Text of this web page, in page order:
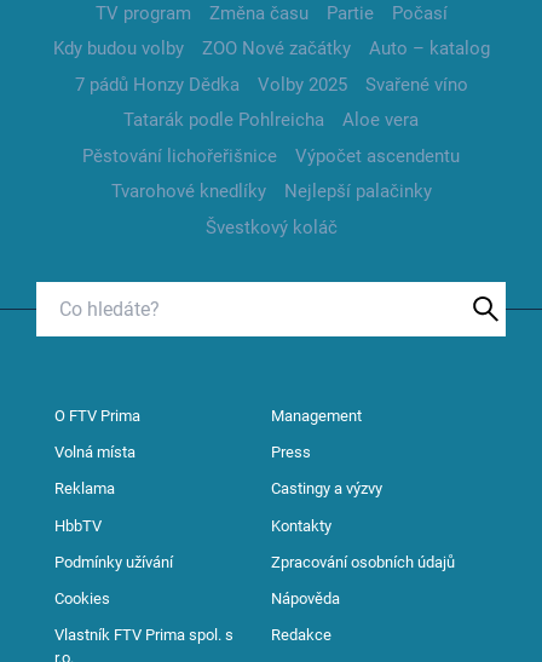
TV program
Změna času Partie
Počasí
Kdy budou volby
ZOO Nové začátky
Auto – katalog
7 pádů Honzy Dědka
Volby 2025
Svařené víno
Tatarák podle Pohlreicha
Aloe vera
Pěstování lichořeřišnice
Výpočet ascendentu
Tvarohové knedlíky
Nejlepší palačinky
Švestkový koláč
O FTV Prima Management
Volná místa Press
Reklama Castingy a výzvy
HbbTV Kontakty
Podmínky užívání Zpracování osobních údajů
Cookies Nápověda
Vlastník FTV Prima spol. s
r.o.
Redakce